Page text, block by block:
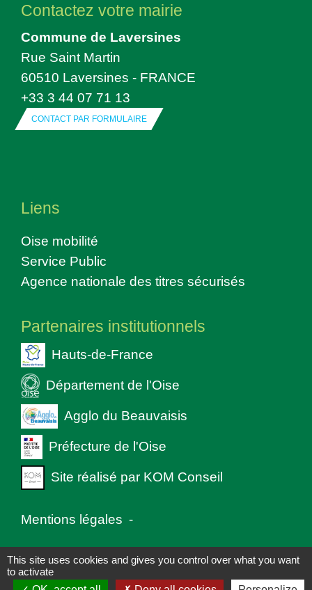
Contactez votre mairie
Commune de Laversines
Rue Saint Martin
60510 Laversines - FRANCE
+33 3 44 07 71 13
CONTACT PAR FORMULAIRE
Liens
Oise mobilité
Service Public
Agence nationale des titres sécurisés
Partenaires institutionnels
Hauts-de-France
Département de l'Oise
Agglo du Beauvaisis
Préfecture de l'Oise
Site réalisé par KOM Conseil
Mentions légales -
Politique de confidentialité - Accessibilité -
Plan du site - Gestion des cookies
This site uses cookies and gives you control over what you want
to activate